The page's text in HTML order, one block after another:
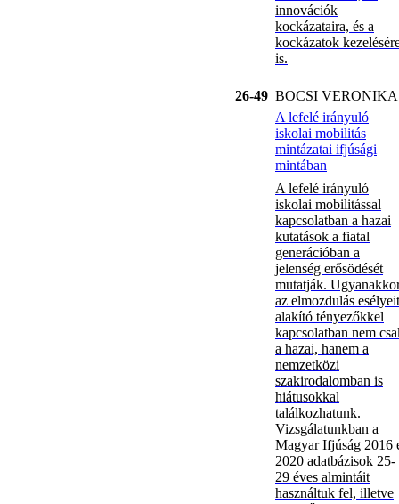
innovációk
kockázataira, és a
kockázatok
is.
26-49 BOCSI VERONIKA
A lefelé irányuló
iskolai mobilitás
mintázatai ifjúsági
mintában
A lefelé irányuló
iskolai mobilitással
kapcsolatban a hazai
kutatások a fiatal
generációban a
jelenség erősödését
mutatják.
az elmozdulás esélyeit
alakító tényezőkkel
kapcsolatban nem
a hazai, hanem a
nemzetközi
szakirodalomban is
hiátusokkal
találkozhatunk.
Vizsgálatunkban a
Magyar Ifjúság 2016
2020 adatbázisok 25-
29 éves almintáit
használtuk fel, illetve